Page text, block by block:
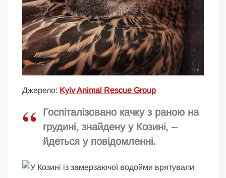
Джерело: Kyiv Animal Rescue Group
Госпіталізовано качку з раною на
грудині, знайдену у Козині, –
йдеться у повідомленні.